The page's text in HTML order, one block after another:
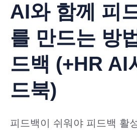
AI와 함께 피
를 만드는 방
드백 (+HR AI
드북)
피드백이 쉬워야 피드백 활